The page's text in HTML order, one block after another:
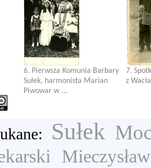
6. Pierwsza Komunia Barbary
Sułek, harmonista Marian
Piwowar w ...
7.
z
Sułek
Mieczysław